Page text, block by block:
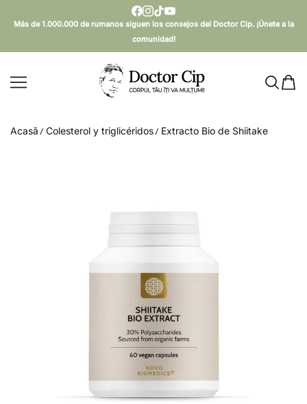
Más de 1.000.000 de rumanos siguen los consejos del Doctor Cip. ¡Únete a la
comunidad!
Doctor Cip - Corpul tău îți va mulțumi!
Acasă Colesterol y triglicéridos Extracto Bio de Shiitake